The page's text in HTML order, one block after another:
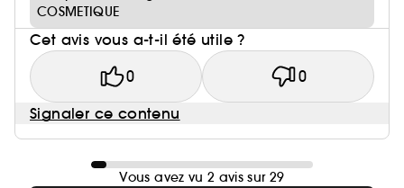
COSMETIQUE
Cet avis vous a-t-il été utile ?
0 0
Signaler ce contenu
Vous avez vu 2 avis sur 29